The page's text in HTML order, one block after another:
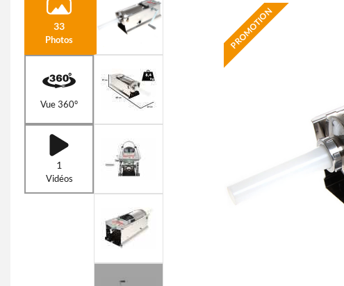
33
Photos
Vue 360°
1
Vidéos
PROMOTION